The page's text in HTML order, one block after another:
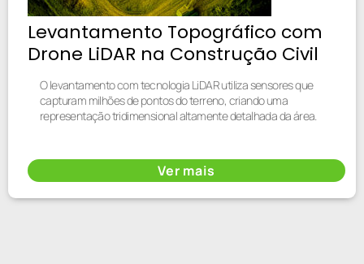
Levantamento Topográfico com
Drone LiDAR na Construção Civil
O levantamento com tecnologia LiDAR utiliza sensores que
capturam milhões de pontos do terreno, criando uma
representação tridimensional altamente detalhada da área.
Ver mais